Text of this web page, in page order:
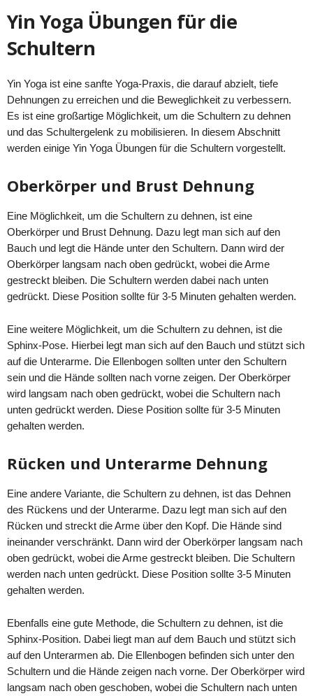
Yin Yoga Übungen für die
Schultern
Yin Yoga ist eine sanfte Yoga-Praxis, die darauf abzielt, tiefe
Dehnungen zu erreichen und die Beweglichkeit zu verbessern.
Es ist eine großartige Möglichkeit, um die Schultern zu dehnen
und das Schultergelenk zu mobilisieren. In diesem Abschnitt
werden einige Yin Yoga Übungen für die Schultern vorgestellt.
Oberkörper und Brust Dehnung
Eine Möglichkeit, um die Schultern zu dehnen, ist eine
Oberkörper und Brust Dehnung. Dazu legt man sich auf den
Bauch und legt die Hände unter den Schultern. Dann wird der
Oberkörper langsam nach oben gedrückt, wobei die Arme
gestreckt bleiben. Die Schultern werden dabei nach unten
gedrückt. Diese Position sollte für 3-5 Minuten gehalten werden.
Eine weitere Möglichkeit, um die Schultern zu dehnen, ist die
Sphinx-Pose. Hierbei legt man sich auf den Bauch und stützt sich
auf die Unterarme. Die Ellenbogen sollten unter den Schultern
sein und die Hände sollten nach vorne zeigen. Der Oberkörper
wird langsam nach oben gedrückt, wobei die Schultern nach
unten gedrückt werden. Diese Position sollte für 3-5 Minuten
gehalten werden.
Rücken und Unterarme Dehnung
Eine andere Variante, die Schultern zu dehnen, ist das Dehnen
des Rückens und der Unterarme. Dazu legt man sich auf den
Rücken und streckt die Arme über den Kopf. Die Hände sind
ineinander verschränkt. Dann wird der Oberkörper langsam nach
oben gedrückt, wobei die Arme gestreckt bleiben. Die Schultern
werden nach unten gedrückt. Diese Position sollte 3-5 Minuten
gehalten werden.
Ebenfalls eine gute Methode, die Schultern zu dehnen, ist die
Sphinx-Position. Dabei liegt man auf dem Bauch und stützt sich
auf den Unterarmen ab. Die Ellenbogen befinden sich unter den
Schultern und die Hände zeigen nach vorne. Der Oberkörper wird
langsam nach oben geschoben, wobei die Schultern nach unten